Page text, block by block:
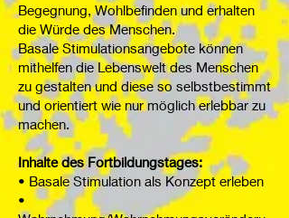
Begegnung, Wohlbefinden und erhalten
die Würde des Menschen.
Basale Stimulationsangebote können
mithelfen die Lebenswelt des Menschen
zu gestalten und diese so selbstbestimmt
und orientiert wie nur möglich erlebbar zu
machen.
Inhalte des Fortbildungstages:
• Basale Stimulation als Konzept erleben
•